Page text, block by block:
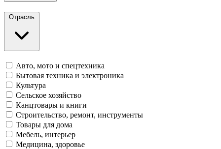
Отрасль
Авто, мото и спецтехника
Бытовая техника и электроника
Культура
Сельское хозяйство
Канцтовары и книги
Строительство, ремонт, инструменты
Товары для дома
Мебель, интерьер
Медицина, здоровье